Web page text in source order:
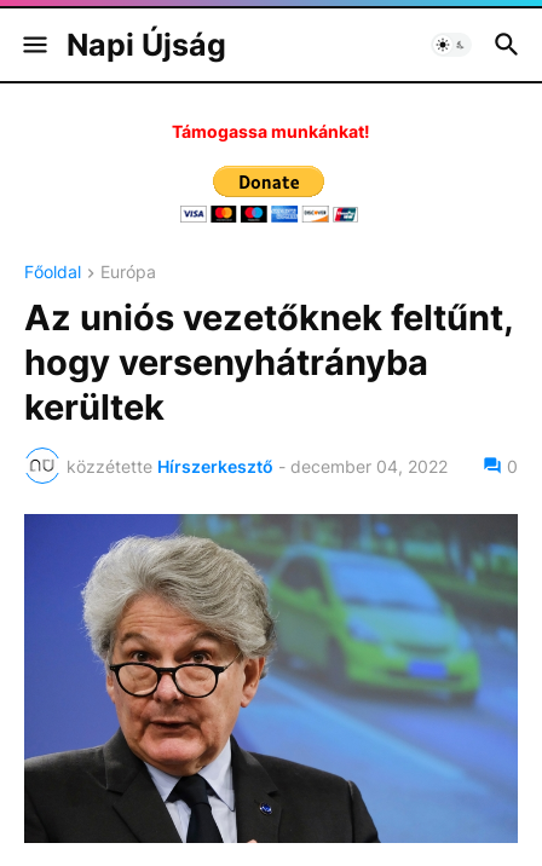
Napi Újság
Támogassa munkánkat!
Főoldal Európa
Az uniós vezetőknek feltűnt,
hogy versenyhátrányba
kerültek
közzétette Hírszerkesztő - december 04, 2022 0